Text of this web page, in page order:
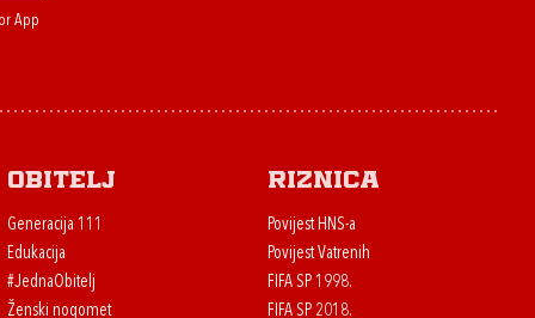
App
Obitelj
Generacija 111
Edukacija
#JednaObitelj
Ženski nogomet
Riznica
Povijest HNS-a
Povijest Vatrenih
FIFA SP 1998.
FIFA SP 2018.